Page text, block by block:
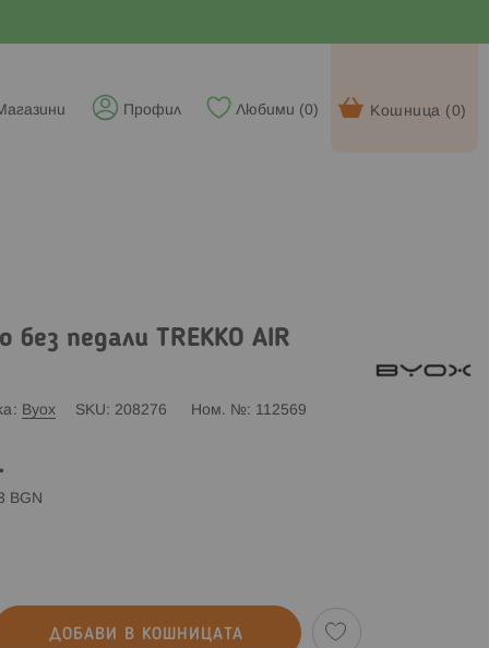
Кошница (0)
Любими (0)
Профил
без педали TREKKO AIR
Byox SKU 208276 Ном. № 112569
BGN
ДОБАВИ В КОШНИЦАТА